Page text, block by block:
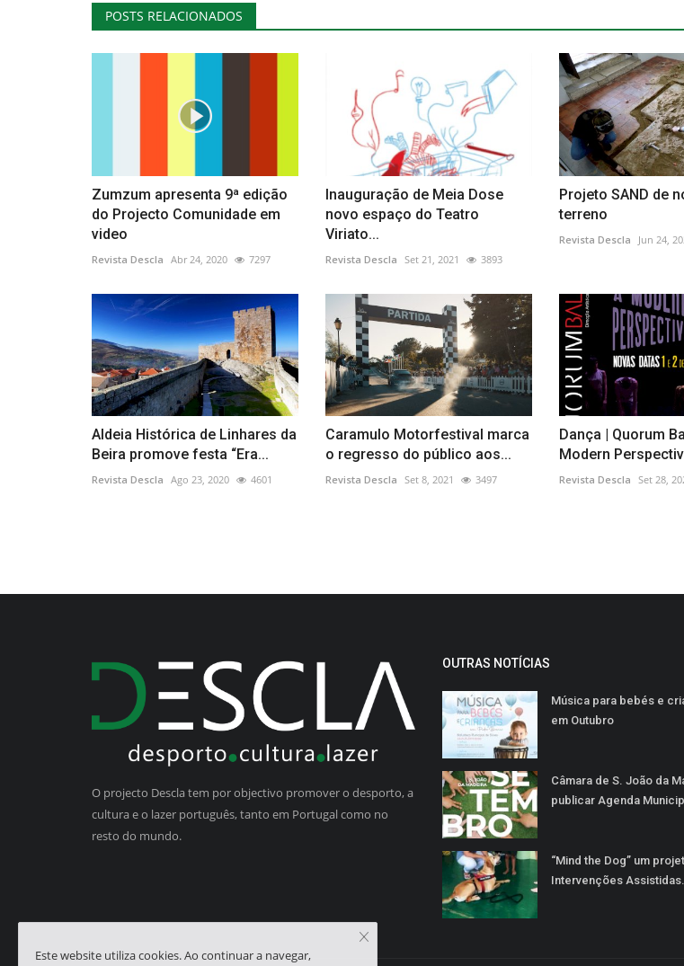
POSTS RELACIONADOS
Zumzum apresenta 9ª edição
do Projecto Comunidade em
video
Revista Descla Abr 24, 2020 7297
Inauguração de Meia Dose
novo espaço do Teatro
Viriato...
Revista Descla Set 21, 2021 3893
Projeto SAND de
terreno
Revista Descla Jun 24,
Aldeia Histórica de Linhares da
Beira promove festa “Era...
Revista Descla Ago 23, 2020 4601
Caramulo Motorfestival marca
o regresso do público aos...
Revista Descla Set 8, 2021 3497
Dança | Quorum
Modern
Revista Descla Set 28,
O projecto Descla tem por objectivo promover o desporto, a
cultura e o lazer português, tanto em Portugal como no
resto do mundo.
OUTRAS NOTÍCIAS
Música para bebés e
em Outubro
Câmara de S. João da
publicar Agenda
“Mind the Dog” um
Intervenções
Este website utiliza cookies. Ao continuar a navegar,